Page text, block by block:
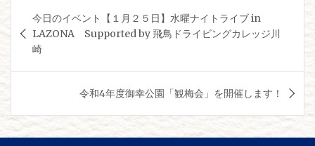
稿
ビ
ー
シ
今日のイベント【１月２５日】水曜ナイトライブ in
LAZONA Supported by 飛鳥ドライビングカレッジ川
崎
令和4年度御幸公園「観梅会」を開催します！